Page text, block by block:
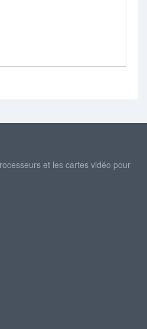
et les cartes vidéo pour